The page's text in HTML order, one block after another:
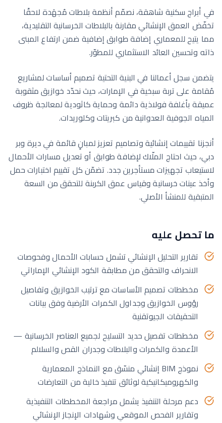
في أبراج سكنية شاهقة، نصمّم أنظمة بلاطات مُجهَدة لاحقًا
تخفّض العمق الإنشائي مقارنة بالبلاطات الخرسانية التقليدية،
مما يتيح للمعماري إضافة طوابق إضافية ضمن ارتفاع المبنى
ذاته وتحسين العائد الاستثماري للمطوّر.
يتضمن سجل أعمالنا في البنية التحتية تصميم أساسات لمشاريع
مُقامة على تربة سبخية في الإمارات، حيث نحدّد خوازيق مثقوبة
عميقة بأغلفة فولاذية دائمة وحماية كاثودية لمعالجة ظروف
المياه الجوفية العدوانية من كبريتات وكلوريدات.
أنجزنا تقييمات إنشائية وتصاميم تعزيز لمبانٍ قائمة في ديرة وبر
دبي، حيث احتاج الملّاك لإضافة طوابق أو تعديل مسارات الأحمال
لاستيعاب تجهيزات مستأجرين جدد. تضمّن كل تقييم اختبارات حمل
وأخذ عينات خرسانية وقياس عمق الكربنة للتحقق من السعة
المتبقية للمنشأ الأصلي.
ما تحصل عليه
تقارير التحليل الإنشائي تشمل حسابات الأحمال وفحوصات
الانحراف والتحقق من مطابقة الكود الإنشائي الإماراتي
مخططات تصميم الأساسات مع ترتيب الخوازيق وتفاصيل
رؤوس الخوازيق وجداول الكمرات الأرضية وفق بيانات
التحقيقات الجيوتقنية
مخططات تفصيل حديد التسليح لجميع العناصر الخرسانية —
الأعمدة والكمرات والبلاطات وجدران القص والسلالم
نموذج BIM إنشائي منسّق مع النماذج المعمارية
والكهروميكانيكية لوثائق تنفيذ خالية من التعارضات
دعم مرحلة التنفيذ يشمل مراجعة المخططات التنفيذية
وتقارير الفحص الموقعي وشهادات الإنجاز الإنشائي